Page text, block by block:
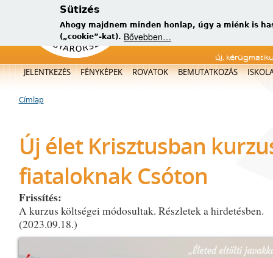
Sütizés
Ahogy majdnem minden honlap, úgy a miénk is
(„cookie”-kat). Bővebben…
új,
Főmenü
JELENTKEZÉS FÉNYKÉPEK ROVATOK BEMUTATKOZÁS
Jelenlegi hely
Címlap
Új élet Krisztusban
fiataloknak Csóton
Frissítés:
A kurzus költségei módosultak. Részletek a hirdetésben.
(2023.09.18.)